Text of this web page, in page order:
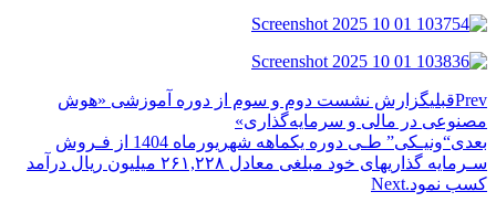
Prevقبلیگزارش نشست دوم و سوم از دوره آموزشی «هوش
مصنوعی در مالی و سرمایه‌گذاری»
بعدی
“ونیـکی” طـی دوره یکماهه شهریور‌ماه 1404 از فـروش
سـرمایه گذاریهای خود مبلغی معادل ۲۶۱,۲۲۸ میلیون ریال درآمد
کسب نمود.Next